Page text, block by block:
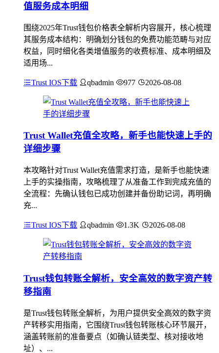
值服务成本明细
围绕2025年Trust钱包价格表全解析内容展开，核心梳理
其服务成本结构：明确划分钱包的免费功能范畴与对应
权益，同时细化各类增值服务的收费标准、成本明细及
适用场...
Trust IOS下载 qbadmin 977 2026-08-08
Trust Wallet充值全攻略，新手也能快速上手的
详细步骤
本攻略针对Trust Wallet充值需求打造，是新手也能快速
上手的实操指南，攻略梳理了从准备工作到完成充值的
全流程：先确认钱包已成功创建并备份助记词，再明确
充...
Trust IOS下载 qbadmin 1.3K 2026-08-08
Trust钱包转账全解析，安全高效的数字资产转
移指南
是Trust钱包转账全解析，为用户提供安全高效的数字资
产转移实用指南，它围绕Trust钱包转账核心环节展开，
涵盖转账前的准备要点（如确认链类型、核对接收地
址）、...